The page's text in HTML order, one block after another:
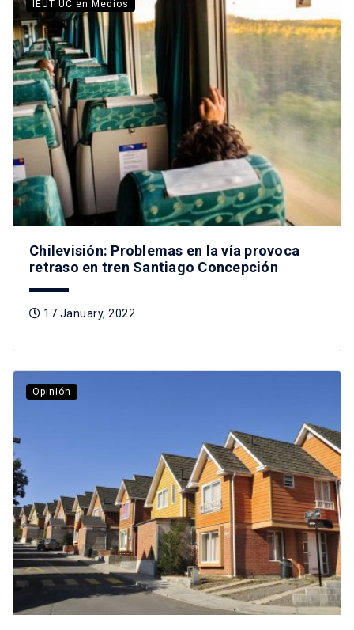
IEUT UC en Medios
Chilevisión: Problemas en la vía provoca
retraso en tren Santiago Concepción
17 January, 2022
Opinión